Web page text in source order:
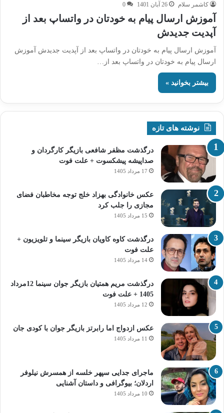
کاشمر سلام 26 آبان 1401 0
آموزش ارسال پیام به خودتان در واتساپ بعد از
آپدیت جدیدش
آموزش ارسال پیام به خودتان در واتساپ بعد از آپدیت جدیدش آموزش
ارسال پیام به خودتان در واتساپ بعد از…
بیشتر بخوانید »
نوشته های تازه
درگذشت مظفر شافعی بازیگر کارگردان و
صداپیشه پیشکسوت + علت فوت
17 مرداد 1405
عکس خانوادگی بهزاد خلج توجه مخاطبان فضای
مجازی را جلب کرد
15 مرداد 1405
درگذشت کاوه کاویان بازیگر سینما و تلویزیون +
علت فوت
14 مرداد 1405
درگذشت مریم همتیان بازیگر جوان سینما 12مرداد
1405 + علت فوت
12 مرداد 1405
عکس ازدواج اما رابرتز بازیگر جوان با کودی جان
11 مرداد 1405
ماجرای جدایی سپهر خلسه از همسرش نیلوفر
اردلان؛ بیوگرافی و داستان آشنایی
10 مرداد 1405